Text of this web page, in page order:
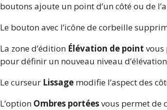
boutons ajoute un point d’un côté ou de
Le bouton avec l’icône de corbeille
La zone d’édition Élévation de point vous
pour définir un nouveau niveau
Le curseur Lissage modifie l’aspect des
L’option Ombres portéesvous permet de